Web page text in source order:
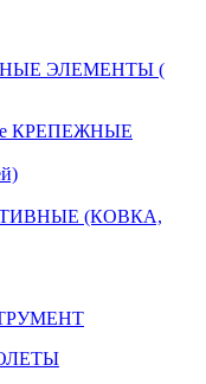
ЭЛЕМЕНТЫ (
КРЕПЕЖНЫЕ
(КОВКА,